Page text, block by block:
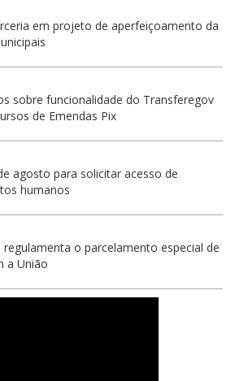
em projeto de aperfeiçoamento da
sobre funcionalidade do Transferegov
de Emendas Pix
agosto para solicitar acesso de
humanos
o parcelamento especial de
a União